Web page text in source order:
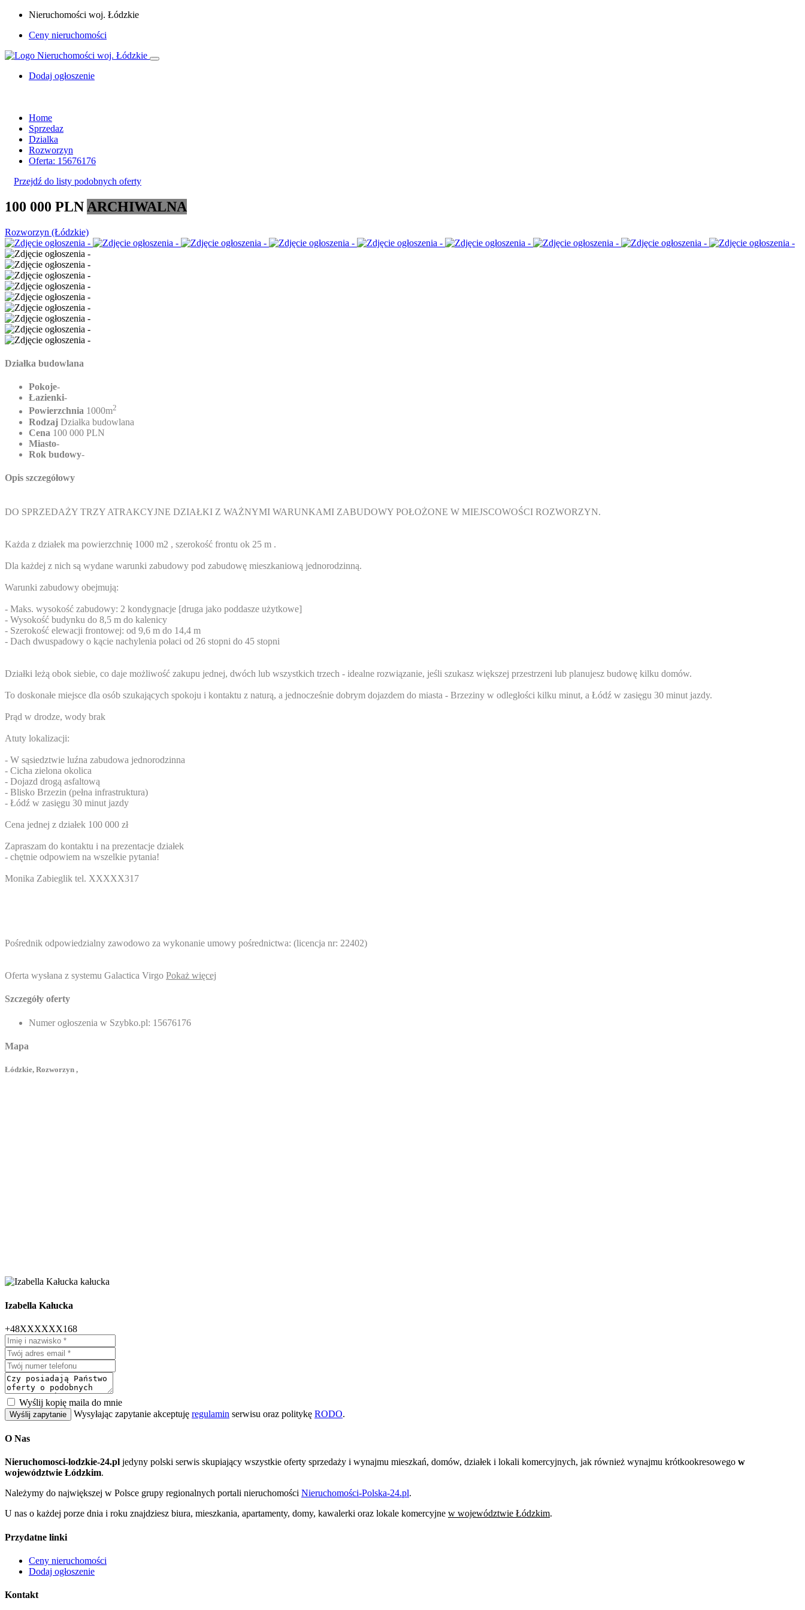
Nieruchomości woj. Łódzkie
Ceny nieruchomości
Dodaj ogłoszenie
Home
Sprzedaz
Dzialka
Rozworzyn
Oferta: 15676176
Przejdź do listy podobnych oferty
100 000 PLN ARCHIWALNA
Rozworzyn (Łódzkie)
Działka budowlana
Pokoje-
Łazienki-
Powierzchnia 1000m2
Rodzaj Działka budowlana
Cena 100 000 PLN
Miasto-
Rok budowy-
Opis szczegółowy
DO SPRZEDAŻY TRZY ATRAKCYJNE DZIAŁKI Z WAŻNYMI WARUNKAMI ZABUDOWY POŁOŻONE W MIEJSCOWOŚCI ROZWORZYN.
Każda z działek ma powierzchnię 1000 m2 , szerokość frontu ok 25 m .
Dla każdej z nich są wydane warunki zabudowy pod zabudowę mieszkaniową jednorodzinną.
Warunki zabudowy obejmują:
- Maks. wysokość zabudowy: 2 kondygnacje [druga jako poddasze użytkowe]
- Wysokość budynku do 8,5 m do kalenicy
- Szerokość elewacji frontowej: od 9,6 m do 14,4 m
- Dach dwuspadowy o kącie nachylenia połaci od 26 stopni do 45 stopni
Działki leżą obok siebie, co daje możliwość zakupu jednej, dwóch lub wszystkich trzech - idealne rozwiązanie, jeśli szukasz większej przestrzeni lub planujesz budowę kilku domów.
To doskonałe miejsce dla osób szukających spokoju i kontaktu z naturą, a jednocześnie dobrym dojazdem do miasta - Brzeziny w odległości kilku minut, a Łódź w zasięgu 30 minut jazdy.
Prąd w drodze, wody brak
Atuty lokalizacji:
- W sąsiedztwie luźna zabudowa jednorodzinna
- Cicha zielona okolica
- Dojazd drogą asfaltową
- Blisko Brzezin (pełna infrastruktura)
- Łódź w zasięgu 30 minut jazdy
Cena jednej z działek 100 000 zł
Zapraszam do kontaktu i na prezentacje działek
- chętnie odpowiem na wszelkie pytania!
Monika Zabieglik tel. XXXXX317
Pośrednik odpowiedzialny zawodowo za wykonanie umowy pośrednictwa: (licencja nr: 22402)
Oferta wysłana z systemu Galactica Virgo Pokaż więcej
Szczegóły oferty
Numer ogłoszenia w Szybko.pl: 15676176
Mapa
Łódzkie, Rozworzyn ,
Izabella Kałucka
+48XXXXXX168
Wyślij kopię maila do mnie
Wyślij zapytanie Wysyłając zapytanie akceptuję regulamin serwisu oraz politykę RODO.
O Nas
Nieruchomosci-lodzkie-24.pl jedyny polski serwis skupiający wszystkie oferty sprzedaży i wynajmu mieszkań, domów, działek i lokali komercyjnych, jak również wynajmu krótkookresowego w
województwie Łódzkim.
Należymy do największej w Polsce grupy regionalnych portali nieruchomości Nieruchomości-Polska-24.pl.
U nas o każdej porze dnia i roku znajdziesz biura, mieszkania, apartamenty, domy, kawalerki oraz lokale komercyjne w województwie Łódzkim.
Przydatne linki
Ceny nieruchomości
Dodaj ogłoszenie
Kontakt